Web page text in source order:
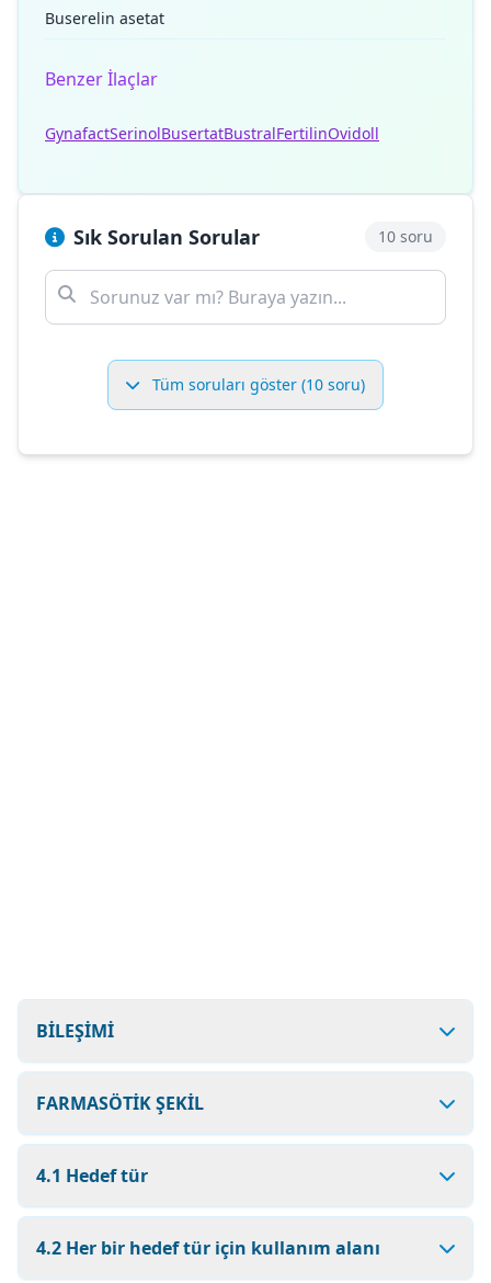
Buserelin asetat
Benzer İlaçlar
GynafactSerinolBusertatBustralFertilinOvidoll
Sık Sorulan Sorular 10 soru
Tüm soruları göster (10 soru)
BİLEŞİMİ
FARMASÖTİK ŞEKİL
4.1 Hedef tür
4.2 Her bir hedef tür için kullanım alanı